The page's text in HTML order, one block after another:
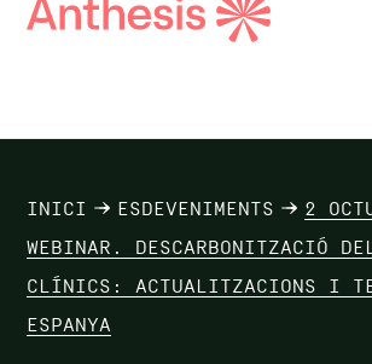
IMPACTE
RECURSOS
Cerca
INICI ESDEVENIMENTS
2
WEBINAR. DESCARBONITZACIÓ
CLÍNICS: ACTUALITZACIONS I
ESPANYA